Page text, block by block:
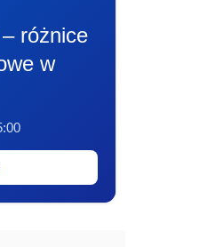
– różnice
w